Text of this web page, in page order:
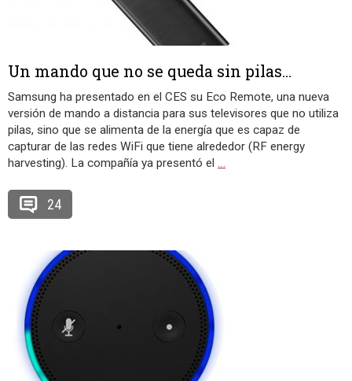
Un mando que no se queda sin pilas…
Samsung ha presentado en el CES su Eco Remote, una nueva
versión de mando a distancia para sus televisores que no utiliza
pilas, sino que se alimenta de la energía que es capaz de
capturar de las redes WiFi que tiene alrededor (RF energy
harvesting). La compañía ya presentó el …
24